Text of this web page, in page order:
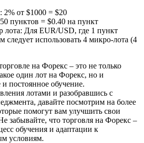
от $1000 = $20
пунктов = $0.40 на пункт
лота: Для EUR/USD, где 1 пункт
следует использовать 4 микро-лота (4
на Форекс – это не только
один лот на Форекс, но и
постоянное обучение.
лотами и разобравшись с
давайте посмотрим на более
помогут вам улучшить свои
забывайте, что торговля на Форекс –
обучения и адаптации к
условиям.